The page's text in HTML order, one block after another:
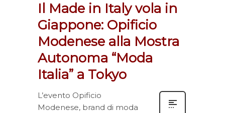
Il Made in Italy vola in
Giappone: Opificio
Modenese alla Mostra
Autonoma “Moda
Italia” a Tokyo
L’evento Opificio
Modenese, brand di moda